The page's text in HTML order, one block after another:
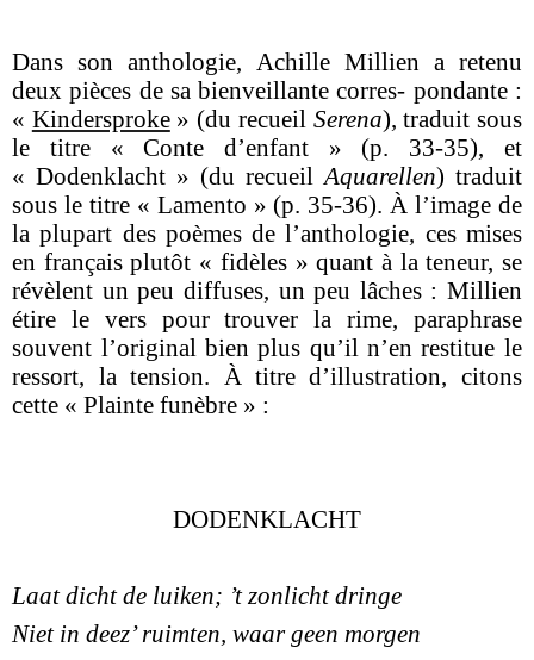
Dans son anthologie, Achille Millien a retenu
deux pièces de sa bienveillante corres- pondante :
« Kindersproke» (du recueil Serena), traduit sous
le titre « Conte d’enfant » (p. 33-35), et
« Dodenklacht » (du recueilAquarellen) traduit
sous le titre « Lamento » (p. 35-36). À l’image de
la plupart des poèmes de l’anthologie, ces mises
en français plutôt « fidèles » quant à la teneur, se
révèlent un peu diffuses, un peu lâches : Millien
étire le vers pour trouver la rime, paraphrase
souvent l’original bien plus qu’il n’en restitue le
ressort, la tension. À titre d’illustration, citons
cette « Plainte funèbre » :
DODENKLACHT
Laat dicht de luiken; ’t zonlicht dringe
Niet in deez’ ruimten, waar geen morgen